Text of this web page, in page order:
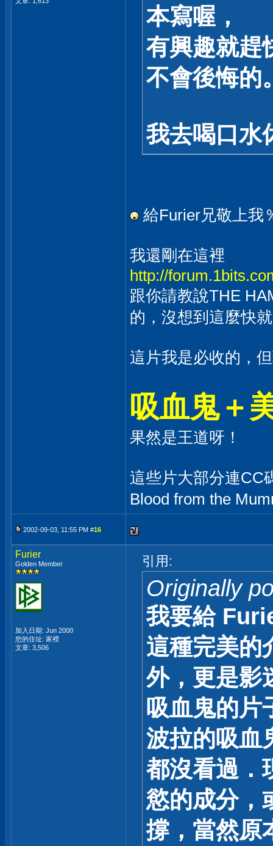
本寫喔，
有興趣就趕
不會後悔的
我去喝口水
給Furier兄敬上我
我還剛在這裡
http://
跟你請教說THE
的，沒想到這麼快
這片我是必收的，
吸血鬼＋
果然是王道呀！
這些片大部分連CC
Blood from the
2002-09-03, 11:55 PM #16
Furier
Golden Member
加入日期: Jun 2000
您的住址: 家裡
文章: 3,506
引用:
Originally
我要給
這種完美的
外，更是影
吸血鬼的片
波拉的吸血
都沒看過．
慾的成分，
撐，當然原